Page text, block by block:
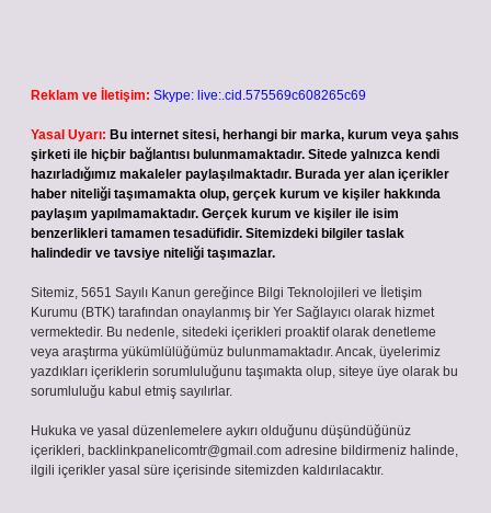
Reklam ve İletişim: Skype: live:.cid.575569c608265c69
Yasal Uyarı: Bu internet sitesi, herhangi bir marka, kurum veya şahıs
şirketi ile hiçbir bağlantısı bulunmamaktadır. Sitede yalnızca kendi
hazırladığımız makaleler paylaşılmaktadır. Burada yer alan içerikler
haber niteliği taşımamakta olup, gerçek kurum ve kişiler hakkında
paylaşım yapılmamaktadır. Gerçek kurum ve kişiler ile isim
benzerlikleri tamamen tesadüfidir. Sitemizdeki bilgiler taslak
halindedir ve tavsiye niteliği taşımazlar.
Sitemiz, 5651 Sayılı Kanun gereğince Bilgi Teknolojileri ve İletişim
Kurumu (BTK) tarafından onaylanmış bir Yer Sağlayıcı olarak hizmet
vermektedir. Bu nedenle, sitedeki içerikleri proaktif olarak denetleme
veya araştırma yükümlülüğümüz bulunmamaktadır. Ancak, üyelerimiz
yazdıkları içeriklerin sorumluluğunu taşımakta olup, siteye üye olarak bu
sorumluluğu kabul etmiş sayılırlar.
Hukuka ve yasal düzenlemelere aykırı olduğunu düşündüğünüz
içerikleri, backlinkpanelicomtr@gmail.com adresine bildirmeniz halinde,
ilgili içerikler yasal süre içerisinde sitemizden kaldırılacaktır.